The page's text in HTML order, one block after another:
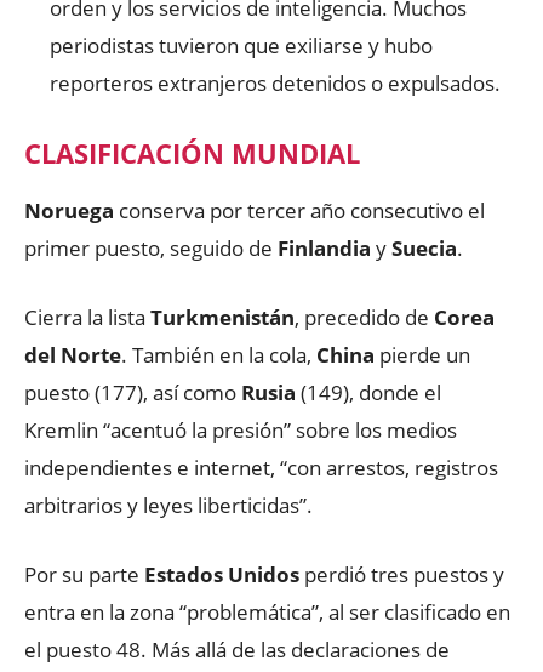
orden y los servicios de inteligencia. Muchos
periodistas tuvieron que exiliarse y hubo
reporteros extranjeros detenidos o expulsados.
CLASIFICACIÓN MUNDIAL
Noruega conserva por tercer año consecutivo el
primer puesto, seguido de Finlandia ySuecia.
Cierra la lista Turkmenistán, precedido de Corea
del Norte. También en la cola, China pierde un
puesto (177), así como Rusia (149), donde el
Kremlin “acentuó la presión” sobre los medios
independientes e internet, “con arrestos, registros
arbitrarios y leyes liberticidas”.
Por su parte Estados Unidos perdió tres puestos y
entra en la zona “problemática”, al ser clasificado en
el puesto 48. Más allá de las declaraciones de